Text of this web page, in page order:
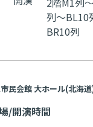
列～BL10
BR10列
民会館 大ホール(北海
/開演時間